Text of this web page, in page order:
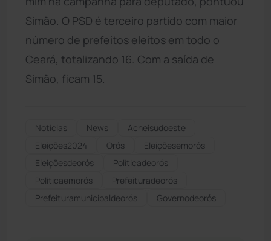
Simão. O PSD é terceiro partido com maior
número de prefeitos eleitos em todo o
Ceará, totalizando 16. Com a saída de
Simão, ficam 15.
Notícias News
Acheisudoeste
Eleições2024
Orós
Eleiçõesemorós
Eleiçõesdeorós
Políticadeorós
Políticaemorós
Prefeituradeorós
Prefeituramunicipaldeorós
Governodeorós